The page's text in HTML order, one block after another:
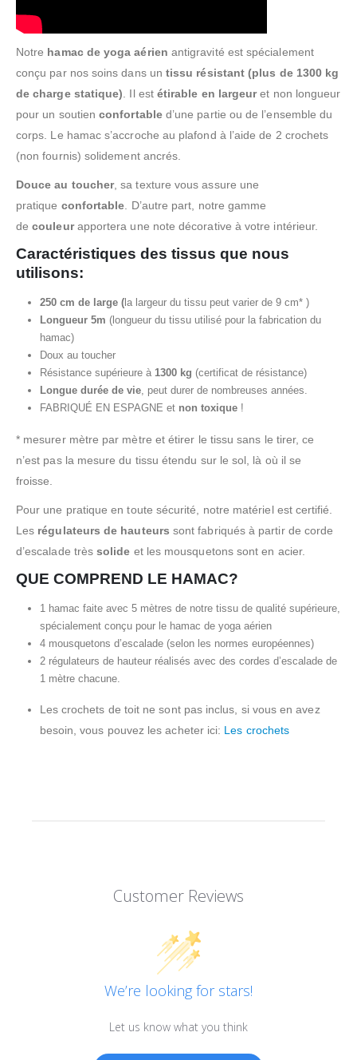
Notre hamac de yoga aérien antigravité est spécialement
conçu par nos soins dans un tissu résistant (plus de 1300 kg
de charge statique) . Il est étirable en largeuret non longueur
pour un soutienconfortabled’une partie ou de l’ensemble du
corps. Le hamac s’accroche au plafond à l’aide de 2 crochets
(non fournis) solidement ancrés.
Douce au toucher, sa texture vous assure une
pratique confortable . D’autre part, notre gamme
decouleurapportera une note décorative à votre intérieur.
Caractéristiques des tissus que nous
utilisons:
250 cm de large (la largeur du tissu peut varier de 9 cm*)
Longueur 5m (longueur du tissu utilisé pour la fabrication du
hamac)
Doux au toucher
Résistance supérieure à 1300 kg (certificat de résistance)
Longue durée de vie, peut durer de nombreuses années.
FABRIQUÉ EN ESPAGNE et non toxique!
* mesurer mètre par mètre et étirer le tissu sans le tirer, ce
n’est pas la mesure du tissu étendu sur le sol, là où il se
froisse.
Pour une pratique en toute sécurité, notre matériel est certifié.
Les régulateurs de hauteurs sont fabriqués à partir de corde
d’escalade trèssolide et les mousquetons sont en acier.
QUE COMPREND LE HAMAC?
1 hamac faite avec 5 mètres de notre tissu de qualité supérieure,
spécialement conçu pour le hamac de yoga aérien
4 mousquetons d’escalade (selon les normes européennes)
2 régulateurs de hauteur réalisés avec des cordes d’escalade de
1 mètre chacune.
Les crochets de toit ne sont pas inclus, si vous en avez
besoin, vous pouvez les acheter ici: Les crochets
Customer Reviews
We’re looking for stars!
Let us know what you think